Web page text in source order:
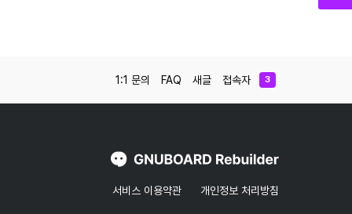
1:1 문의 FAQ 새글 접속자 3
서비스 이용약관 개인정보 처리방침